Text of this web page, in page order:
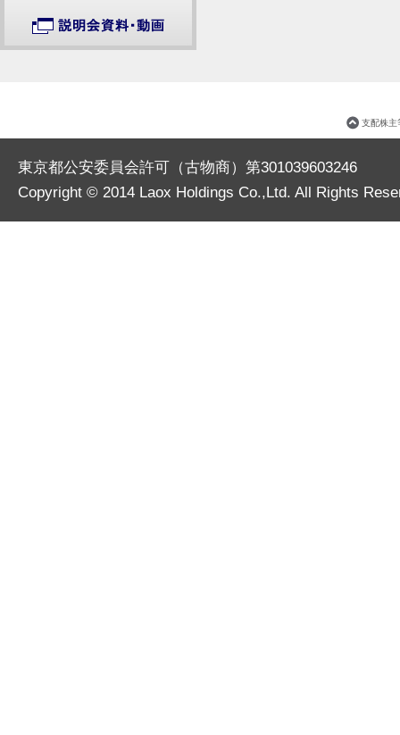
支配株主
東京都公安委員会許可（古物商）第301039603246
Copyright © 2014 Laox Holdings Co.,Ltd. All Rights